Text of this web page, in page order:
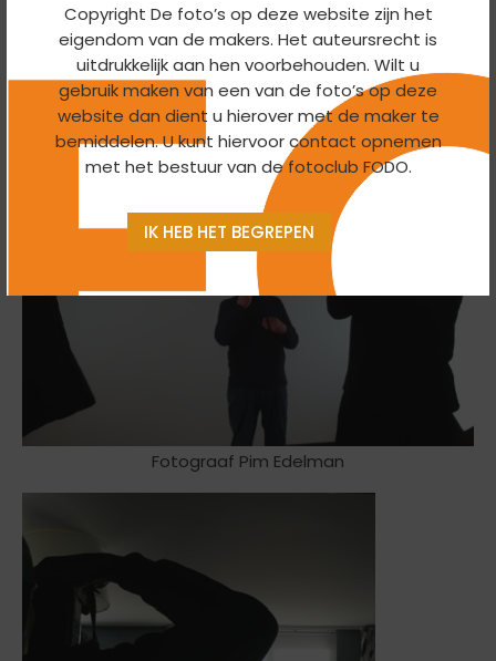
Copyright De foto’s op deze website zijn het
eigendom van de makers. Het auteursrecht is
uitdrukkelijk aan hen voorbehouden. Wilt u
gebruik maken van een van de foto’s op deze
website dan dient u hierover met de maker te
bemiddelen. U kunt hiervoor contact opnemen
met het bestuur van de fotoclub FODO.
IK HEB HET BEGREPEN
De voorbereidingen
Fotograaf Pim Edelman